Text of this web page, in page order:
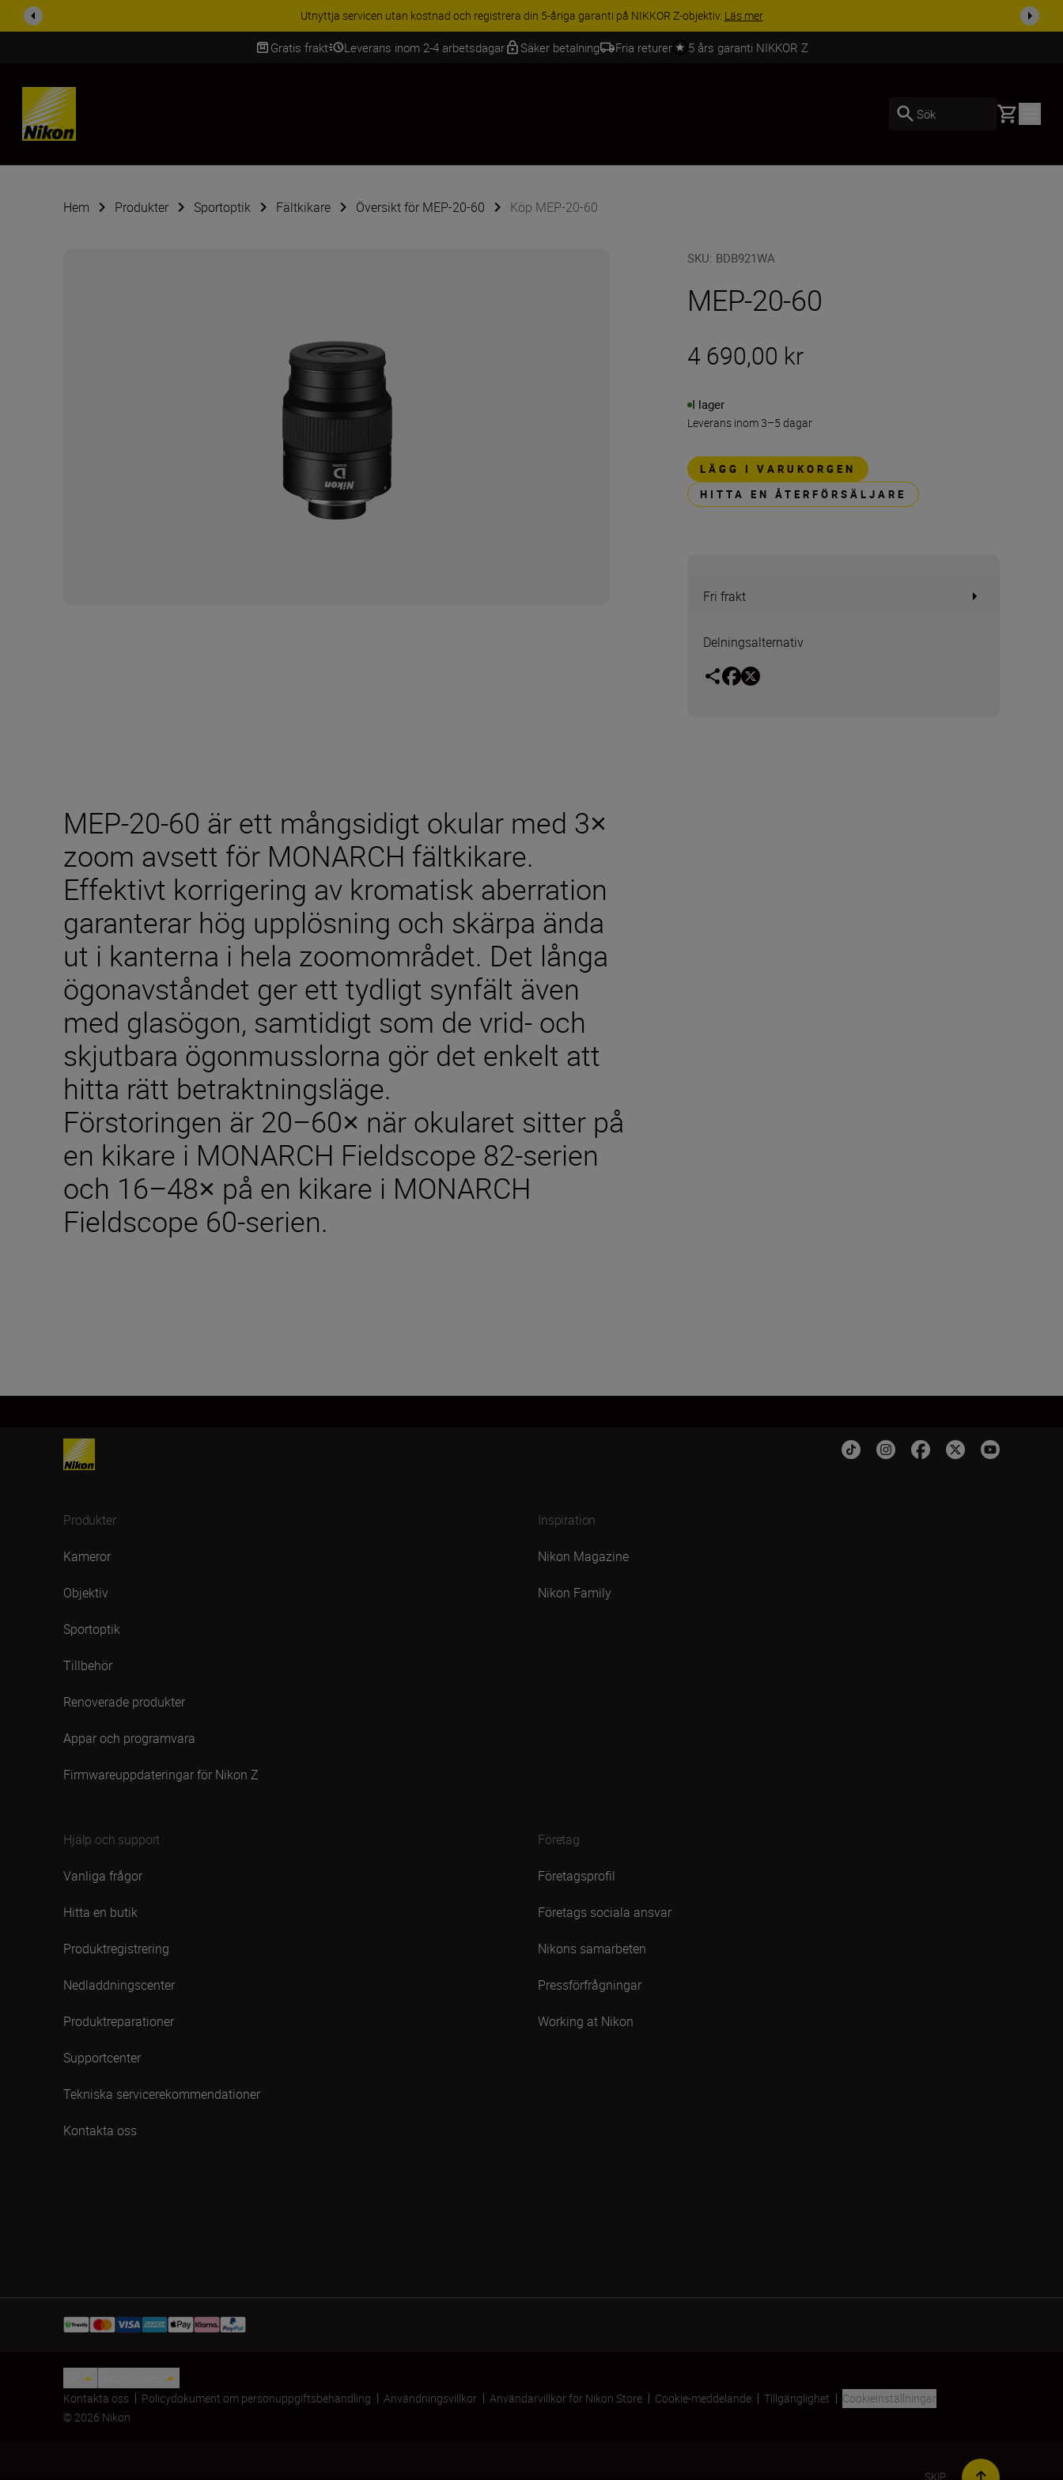
RABATT PÅ TILLBEHÖR | Få 15 % rabatt på utvalda tillbehör, komplettera din utrustning i dagHandla nu
Gratis frakt Leverans inom 2-4 arbetsdagar Säker betalning Fria returer 5 års garanti NIKKOR Z
SKIP
Sök Basket
Hem Produkter Sportoptik Fältkikare Översikt för MEP-20-60 Köp MEP-20-60
SKU: BDB921WA
MEP-20-60
4 690,00 kr
I lager
Leverans inom 3–5 dagar
LÄGG I VARUKORGEN
HITTA EN ÅTERFÖRSÄLJARE
Fri frakt
Delningsalternativ
MEP-20-60 är ett mångsidigt okular med 3×
zoom avsett för MONARCH fältkikare.
Effektivt korrigering av kromatisk aberration
garanterar hög upplösning och skärpa ända
ut i kanterna i hela zoomområdet. Det långa
ögonavståndet ger ett tydligt synfält även
med glasögon, samtidigt som de vrid- och
skjutbara ögonmusslorna gör det enkelt att
hitta rätt betraktningsläge.
Förstoringen är 20–60× när okularet sitter på
en kikare i MONARCH Fieldscope 82-serien
och 16–48× på en kikare i MONARCH
Fieldscope 60-serien.
Produkter
Kameror
Objektiv
Sportoptik
Tillbehör
Renoverade produkter
Appar och programvara
Firmwareuppdateringar för Nikon Z
Inspiration
Nikon Magazine
Nikon Family
Hjälp och support
Vanliga frågor
Hitta en butik
Produktregistrering
Nedladdningscenter
Produktreparationer
Supportcenter
Tekniska servicerekommendationer
Kontakta oss
Företag
Företagsprofil
Företags sociala ansvar
Nikons samarbeten
Pressförfrågningar
Working at Nikon
Kontakta oss Policydokument om personuppgiftsbehandling Användningsvillkor Användarvillkor för Nikon Store Cookie-meddelande Tillgänglighet
Cookieinställningar
© 2026 Nikon
SKIP